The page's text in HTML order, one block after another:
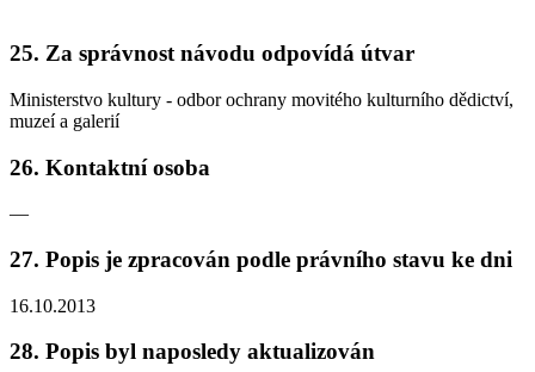
25. Za správnost návodu odpovídá útvar
Ministerstvo kultury - odbor ochrany movitého kulturního dědictví,
muzeí a galerií
26. Kontaktní osoba
—
27. Popis je zpracován podle právního stavu ke dni
16.10.2013
28. Popis byl naposledy aktualizován